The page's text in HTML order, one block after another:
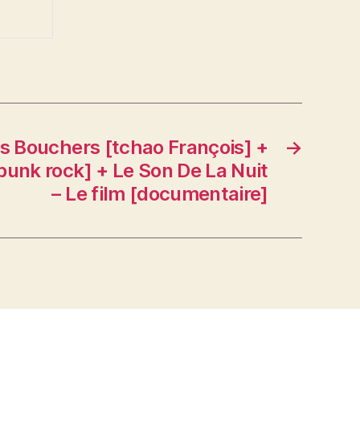
→
Bouchers [tchao François] +
rock] + Le Son De La Nuit
– Le film [documentaire]